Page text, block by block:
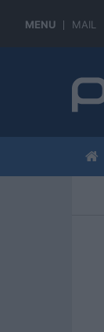
MENU MAIL